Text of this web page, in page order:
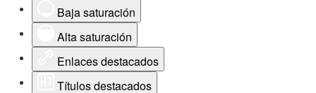
Baja saturación
Alta saturación
Enlaces destacados
Títulos destacados